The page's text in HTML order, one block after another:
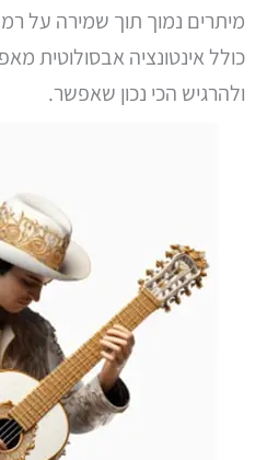
מיתרים נמוך תוך שמירה על
כולל אינטונציה אבסולוטית
ולהרגיש הכי נכון שאפשר.